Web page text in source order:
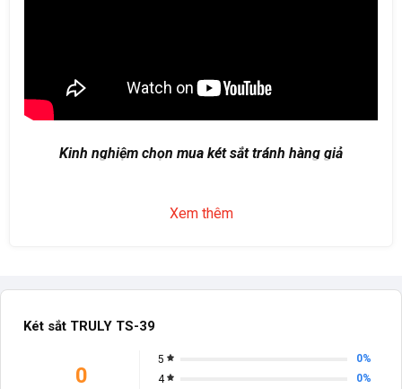
Kinh nghiệm chọn mua két sắt tránh hàng giả
Xem thêm
Két sắt TRULY TS-39
0
5
0%
4
0%